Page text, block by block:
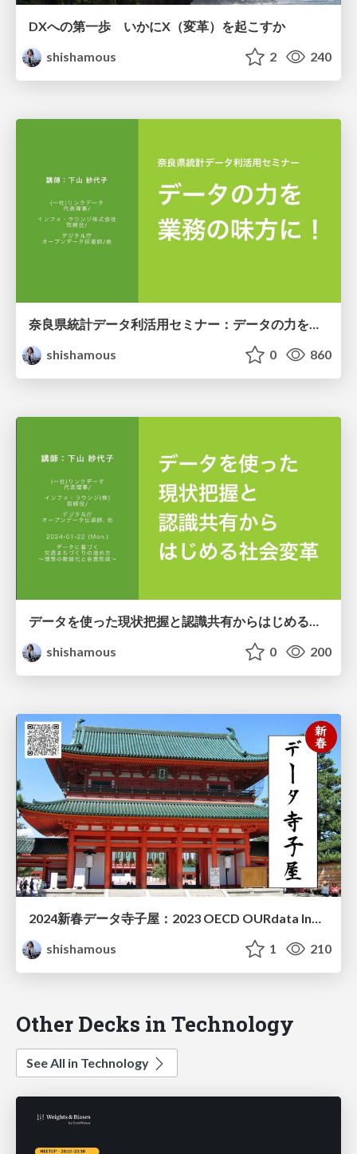
DXへの第一歩 いかにX（変革）を起こすか
shishamous
2 240
shishamous
0 860
データを使った現状把握と認識共有からはじめる社会変革
shishamous
0 200
2024新春データ寺子屋：2023 OECD OURdata Indexを読み解く
shishamous
1 210
Other Decks in Technology
See All in Technology